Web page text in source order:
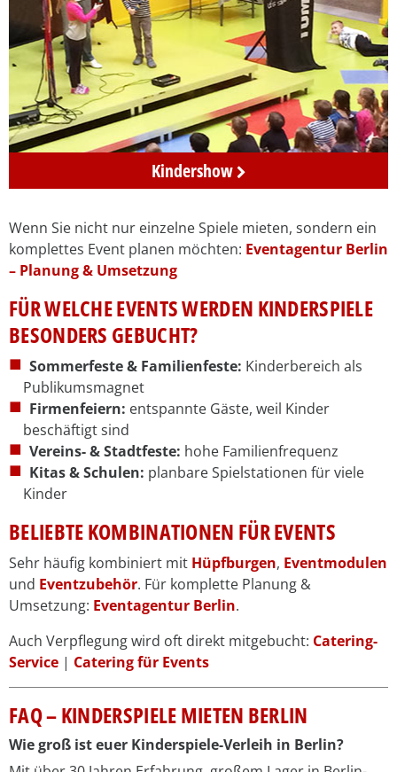
KindershowKindershows
und
mieten
in
Wenn Sie nicht nur einzelne Spiele mieten, sondern ein
komplettes Event planen möchten: Eventagentur Berlin
– Planung & Umsetzung
FÜR WELCHE EVENTS WERDEN KINDERSPIELE
BESONDERS GEBUCHT?
Sommerfeste & Familienfeste: Kinderbereich als
Publikumsmagnet
Firmenfeiern: entspannte Gäste, weil Kinder
beschäftigt sind
Vereins- & Stadtfeste: hohe Familienfrequenz
Kitas & Schulen: planbare Spielstationen für viele
Kinder
BELIEBTE KOMBINATIONEN FÜR EVENTS
Sehr häufig kombiniert mit Hüpfburgen, Eventmodulen
und Eventzubehör. Für komplette Planung &
Umsetzung: Eventagentur Berlin.
Auch Verpflegung wird oft direkt mitgebucht: Catering-
Service | Catering für Events
FAQ – KINDERSPIELE MIETEN BERLIN
Wie groß ist euer Kinderspiele-Verleih in Berlin?